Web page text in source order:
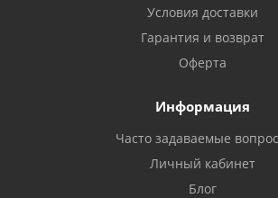
Условия доставки
Гарантия и возврат
Оферта
Информация
Часто задаваемые
Личный кабинет
Блог